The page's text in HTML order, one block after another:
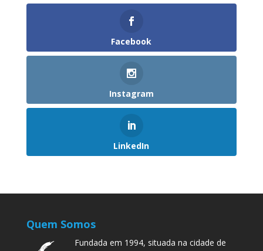
Facebook
Instagram
LinkedIn
Quem Somos
Fundada em 1994, situada na cidade de